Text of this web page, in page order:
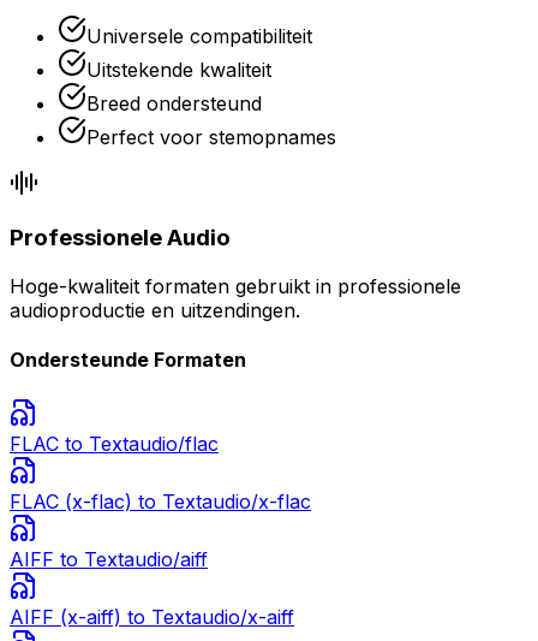
Universele compatibiliteit
Uitstekende kwaliteit
Breed ondersteund
Perfect voor stemopnames
Professionele Audio
Hoge-kwaliteit formaten gebruikt in professionele
audioproductie en uitzendingen.
Ondersteunde Formaten
FLAC to Textaudio/flac
FLAC (x-flac) to Textaudio/x-flac
AIFF to Textaudio/aiff
AIFF (x-aiff) to Textaudio/x-aiff